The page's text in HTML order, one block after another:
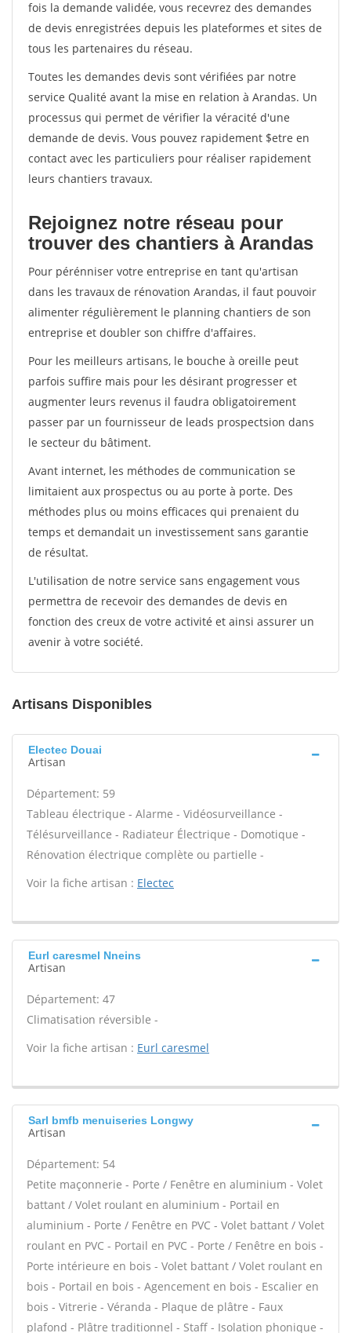
fois la demande validée, vous recevrez des demandes
de devis enregistrées depuis les plateformes et sites de
tous les partenaires du réseau.
Toutes les demandes devis sont vérifiées par notre
service Qualité avant la mise en relation à Arandas. Un
processus qui permet de vérifier la véracité d'une
demande de devis. Vous pouvez rapidement $etre en
contact avec les particuliers pour réaliser rapidement
leurs chantiers travaux.
Rejoignez notre réseau pour
trouver des chantiers à Arandas
Pour pérénniser votre entreprise en tant qu'artisan
dans les travaux de rénovation Arandas, il faut pouvoir
alimenter régulièrement le planning chantiers de son
entreprise et doubler son chiffre d'affaires.
Pour les meilleurs artisans, le bouche à oreille peut
parfois suffire mais pour les désirant progresser et
augmenter leurs revenus il faudra obligatoirement
passer par un fournisseur de leads prospectsion dans
le secteur du bâtiment.
Avant internet, les méthodes de communication se
limitaient aux prospectus ou au porte à porte. Des
méthodes plus ou moins efficaces qui prenaient du
temps et demandait un investissement sans garantie
de résultat.
L'utilisation de notre service sans engagement vous
permettra de recevoir des demandes de devis en
fonction des creux de votre activité et ainsi assurer un
avenir à votre société.
Artisans Disponibles
Electec Douai
Artisan
Département: 59
Tableau électrique - Alarme - Vidéosurveillance -
Télésurveillance - Radiateur Électrique - Domotique -
Rénovation électrique complète ou partielle -
Voir la fiche artisan : Electec
Eurl caresmel Nneins
Artisan
Département: 47
Climatisation réversible -
Voir la fiche artisan : Eurl caresmel
Sarl bmfb menuiseries Longwy
Artisan
Département: 54
Petite maçonnerie - Porte / Fenêtre en aluminium - Volet
battant / Volet roulant en aluminium - Portail en
aluminium - Porte / Fenêtre en PVC - Volet battant / Volet
roulant en PVC - Portail en PVC - Porte / Fenêtre en bois -
Porte intérieure en bois - Volet battant / Volet roulant en
bois - Portail en bois - Agencement en bois - Escalier en
bois - Vitrerie - Véranda - Plaque de plâtre - Faux
plafond - Plâtre traditionnel - Staff - Isolation phonique -